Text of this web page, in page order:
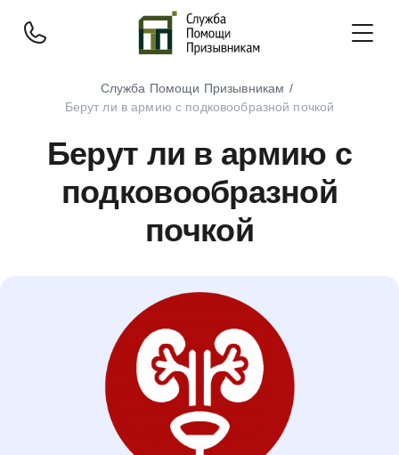
Служба Помощи Призывникам
Берут ли в армию с подковообразной почкой
Берут ли в армию с
подковообразной
почкой